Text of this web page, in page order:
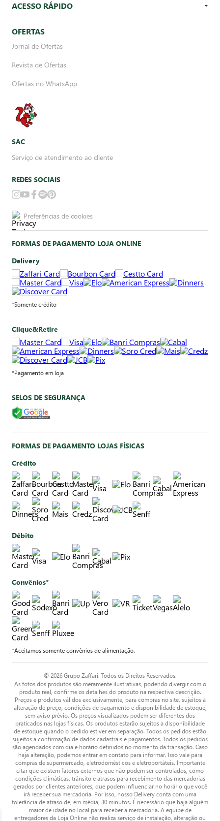
ACESSO RÁPIDO
OFERTAS
Jornal de Ofertas
Revista de Ofertas
Ofertas no WhatsApp
SAC
Serviço de atendimento ao cliente
REDES SOCIAIS
Preferências de cookies
FORMAS DE PAGAMENTO LOJA ONLINE
Delivery
*Somente crédito
Clique&Retire
*Pagamento em loja
SELOS DE SEGURANÇA
FORMAS DE PAGAMENTO LOJAS FÍSICAS
Crédito
Débito
Convênios*
*Aceitamos somente convênios de alimentação.
© 2026 Grupo Zaffari. Todos os Direitos Reservados.
As fotos dos produtos são meramente ilustrativas, podendo divergir com o
produto real, confirme os detalhes do produto na respectiva descrição.
Preços e produtos válidos exclusivamente, para compras no site, sujeitos à
alteração de preço, condições de pagamento e disponibilidade de estoque,
sem aviso prévio. Os preços visualizados podem ser diferentes dos
praticados nas lojas físicas. Os produtos estarão sujeitos a disponibilidade
de estoque quando o pedido estiver em separação. Todos os pedidos estão
sujeitos a confirmação de dados cadastrais e pagamentos. Todos os pedidos
são agendados com dia e horário definidos no momento da transação. Caso
haja alteração, podemos entrar em contato para informar. Isso vale para
compras de supermercado, eletrodomésticos e eletroportáteis. Importante
citar que existem fatores externos que não podem ser controlados, como
condições climáticas, trânsito e atrasos para recebimento das mercadorias
gerados por clientes anteriores, que podem influenciar no horário que você
irá receber sua mercadoria. Por isso, nosso Delivery conta com uma
tolerância de atraso de, em média, 30 minutos. É necessário que haja alguém
maior de idade no local para receber a mercadoria. A equipe de
entregadores da Loja Online não realiza serviço de instalação, alteração ou